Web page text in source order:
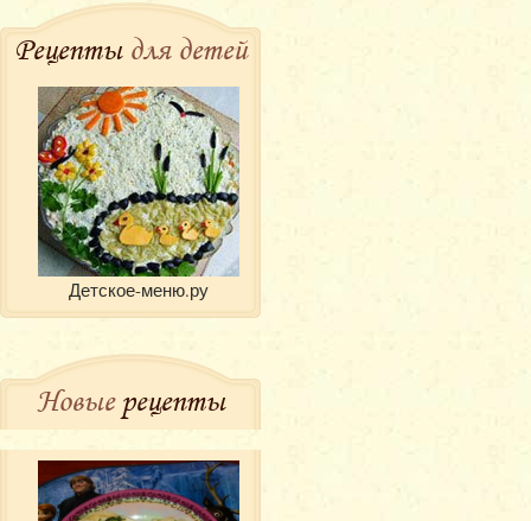
Рецепты для детей
Детское-меню.ру
Новыерецепты